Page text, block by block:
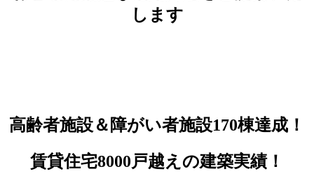
します
高齢者施設＆障がい者施設170棟達成！
賃貸住宅8000戸越えの建築実績！